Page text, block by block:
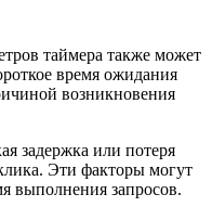
таймера также может
время ожидания
возникновения
задержка или потеря
Эти факторы могут
выполнения запросов.